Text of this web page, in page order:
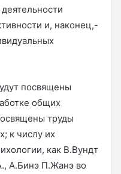
и, наконец,-
посвящены
общих
труды
к числу их
как В.Вундт
А.Бинэ П.Жанэ во